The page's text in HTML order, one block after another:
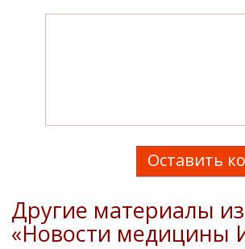
Оставить
Другие материалы
«Новости медицины